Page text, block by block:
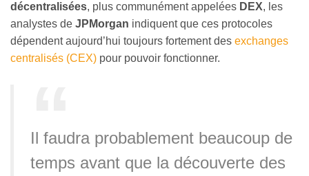
décentralisées, plus communément appelées DEX, les
analystes de JPMorgan indiquent que ces protocoles
dépendent aujourd’hui toujours fortement des exchanges
centralisés (CEX) pour pouvoir fonctionner.
Il faudra probablement beaucoup de
temps avant que la découverte des